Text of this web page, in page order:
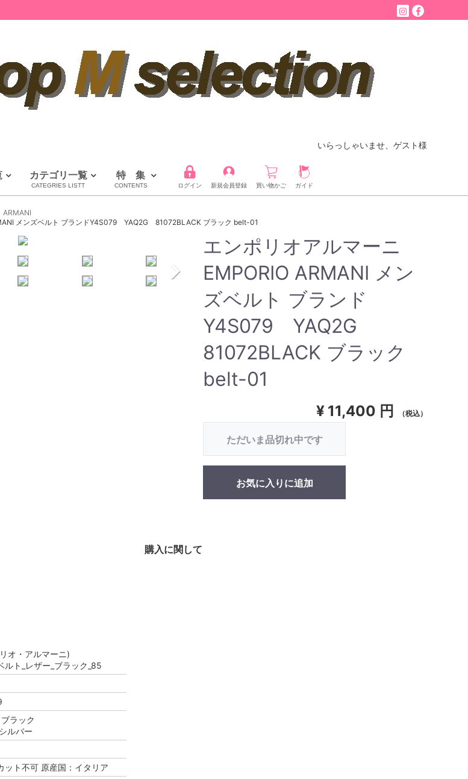
いらっしゃいませ、ゲスト様
を見る
カテゴリ一覧
CATEGRIES LISTT
特 集
CONTENTS ログイン 新規会員登録 買い物かご ガイド
ARMANI
メンズベルト ブランドY4S079 YAQ2G 81072BLACK ブラック belt-01
エンポリオアルマーニ
EMPORIO ARMANI メン
ズベルト ブランド
Y4S079 YAQ2G
81072BLACK ブラック
belt-01
¥ 11,400 円 （税込）
ただいま品切れ中です
お気に入りに追加
購入に関して
オ・アルマーニ)
ルト_レザー_ブラック_85
ラック
ルバー
ット不可 原産国：イタリア